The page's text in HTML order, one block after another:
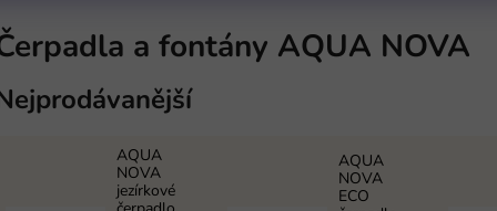
a fontány AQUA NOVA
AQUA
NOVA
jezírkové
AQUA
NOVA
ECO